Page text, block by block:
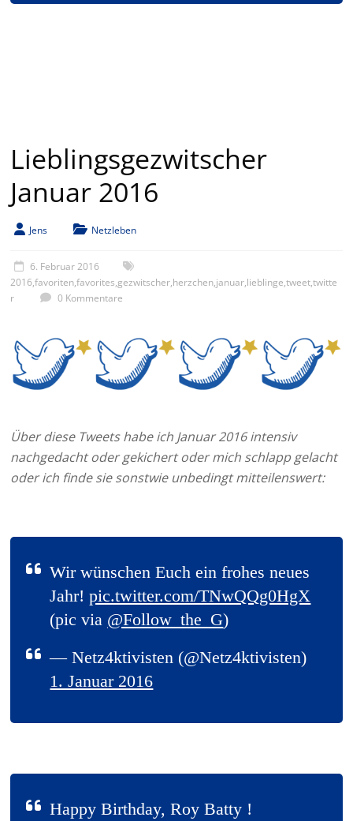
Lieblingsgezwitscher
Januar 2016
Jens Netzleben
6. Februar 2016
2016,favoriten,favorites,gezwitscher,herzchen,januar,lieblinge,tweet,twitte
r
0 Kommentare
Über diese Tweets habe ich Januar 2016 intensiv
nachgedacht oder gekichert oder mich schlapp gelacht
oder ich finde sie sonstwie unbedingt mitteilenswert:
Wir wünschen Euch ein frohes neues
Jahr!pic.twitter.com/TNwQQg0HgX
(pic via @Follow_the_G)
— Netz4ktivisten (@Netz4ktivisten)
1. Januar 2016
Happy Birthday, Roy Batty !